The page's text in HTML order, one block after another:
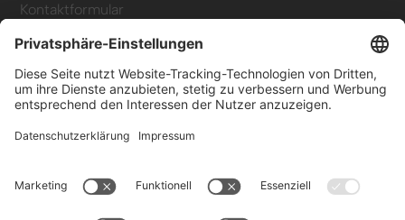
Kontaktformular
+49 (0) 89 6931 464 91
Ressourcen
Blog
Kennzeichenerkennung